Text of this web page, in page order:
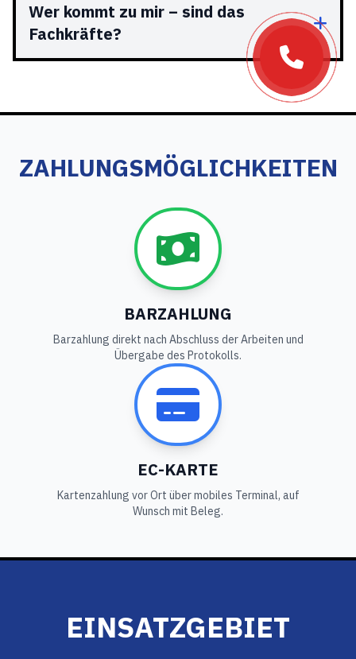
Wer kommt zu mir – sind das
Fachkräfte?
ZAHLUNGSMÖGLICHKEITEN
BARZAHLUNG
Barzahlung direkt nach Abschluss der Arbeiten und
Übergabe des Protokolls.
EC-KARTE
Kartenzahlung vor Ort über mobiles Terminal, auf
Wunsch mit Beleg.
EINSATZGEBIET